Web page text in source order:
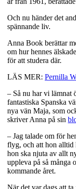
Och nu händer det
spännande liv.
Anna Book berättar
om hur hennes
för att studera där.
LÄS MER: Pernilla
– Så nu har vi lämnat
fantastiska Spanska
nya vän Maja, som
skriver Anna på sin
– Jag talade om för
flyg, och att hon alltid
hon ska njuta av allt
uppleva på så många
kommande året.
När det var dags att